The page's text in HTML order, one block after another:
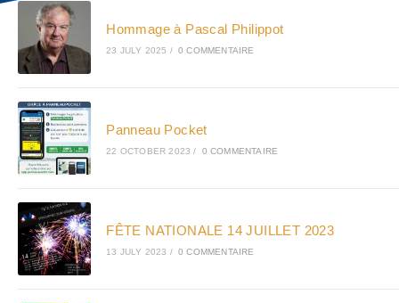
Hommage à Pascal Philippot
23 JULY 2025 / 0 COMMENTAIRE
Panneau Pocket
22 OCTOBER 2023 / 0 COMMENTAIRE
FÊTE NATIONALE 14 JUILLET 2023
13 JULY 2023 / 0 COMMENTAIRE